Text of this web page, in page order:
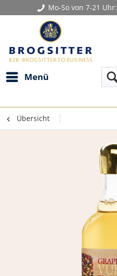
Mo-So von 7-21 Uhr:
Menü
Übersicht